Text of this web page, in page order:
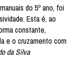
do 5º ano, foi
Esta é, ao
constante,
e o cruzamento com
da Silva